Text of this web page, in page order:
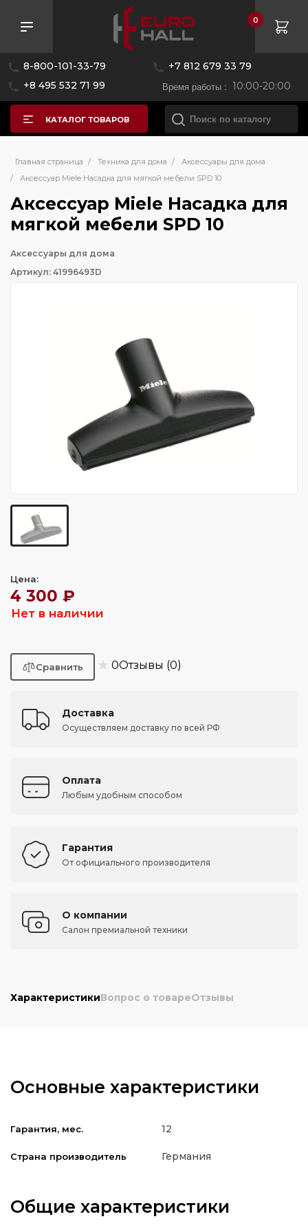
8-800-101-33-79
+7 812 679 33 79
+8 495 532 71 99
Время работы : 10:00-20:00
0
КАТАЛОГ ТОВАРОВ
Главная страница / Техника для дома /
Аксессуары для дома
/
Аксессуар Miele Насадка для мягкой мебели SPD 10
Аксессуар Miele Насадка для
мягкой мебели SPD 10
Аксессуары для дома
Артикул: 41996493D
Цена:
4 300 ₽
Нет в наличии
★ 0Отзывы (0)
Доставка
Осуществляем доставку по всей РФ
Оплата
Любым удобным способом
Гарантия
От официального производителя
О компании
Салон премиальной техники
ХарактеристикиВопрос о товареОтзывы
Основные характеристики
Гарантия, мес. 12
Страна производитель Германия
Общие характеристики